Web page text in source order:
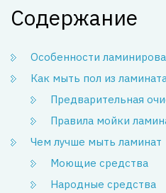
Содержание
Особенности
Как мыть пол из
Предварительная
Правила мойки
Чем лучше мыть ламинат
Моющие средства
Народные средства